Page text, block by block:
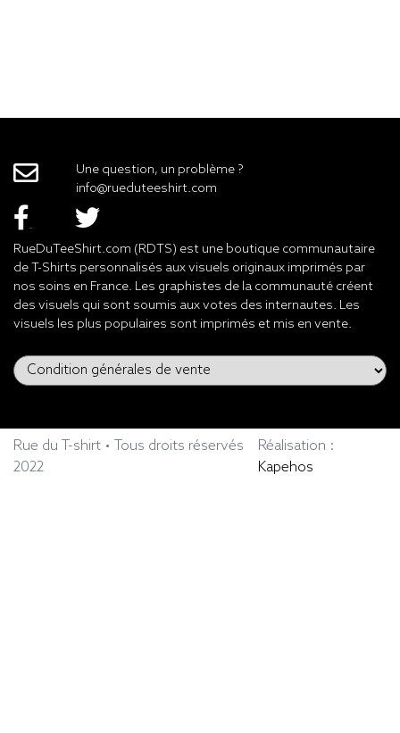
Une question, un problème ?
info@rueduteeshirt.com
RueDuTeeShirt.com (RDTS) est une boutique communautaire
de T-Shirts personnalisés aux visuels originaux imprimés par
nos soins en France. Les graphistes de la communauté créent
des visuels qui sont soumis aux votes des internautes. Les
visuels les plus populaires sont imprimés et mis en vente.
Rue du T-shirt • Tous droits réservés
2022
Réalisation :
Kapehos